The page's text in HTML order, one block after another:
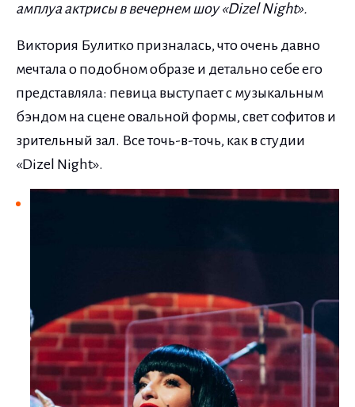
амплуа актрисы в вечернем шоу«Dizel Night».
Виктория Булитко призналась, что очень давно
мечтала о подобном образе и детально себе его
представляла: певица выступает с музыкальным
бэндом на сцене овальной формы, свет софитов и
зрительный зал. Все точь-в-точь, как в студии
«Dizel Night».